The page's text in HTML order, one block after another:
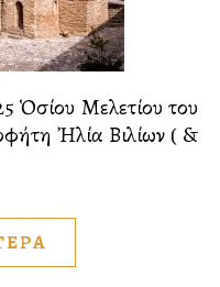
Ἠλία Βιλίων ( &